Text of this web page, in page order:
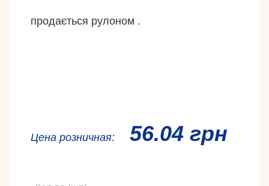
продається рулоном .
Ценa розничная: 56.04 грн